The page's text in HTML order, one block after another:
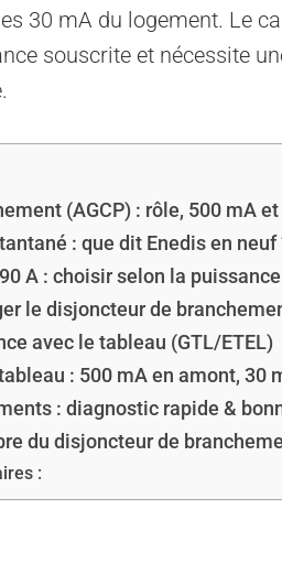
30 mA du logement. Le
souscrite et nécessite
(AGCP) : rôle, 500 mA
: que dit Enedis en neuf
A : choisir selon la
le disjoncteur de
avec le tableau (GTL/ETEL)
: 500 mA en amont, 30
: diagnostic rapide &
du disjoncteur de
: